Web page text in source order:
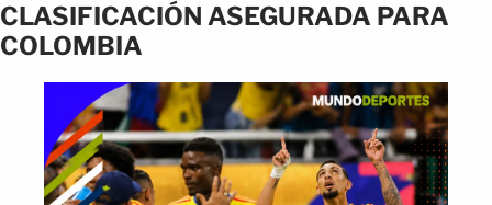
CLASIFICACIÓN ASEGURADA PARA
COLOMBIA